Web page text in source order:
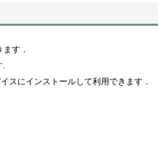
す．
スにインストールして利用できます．